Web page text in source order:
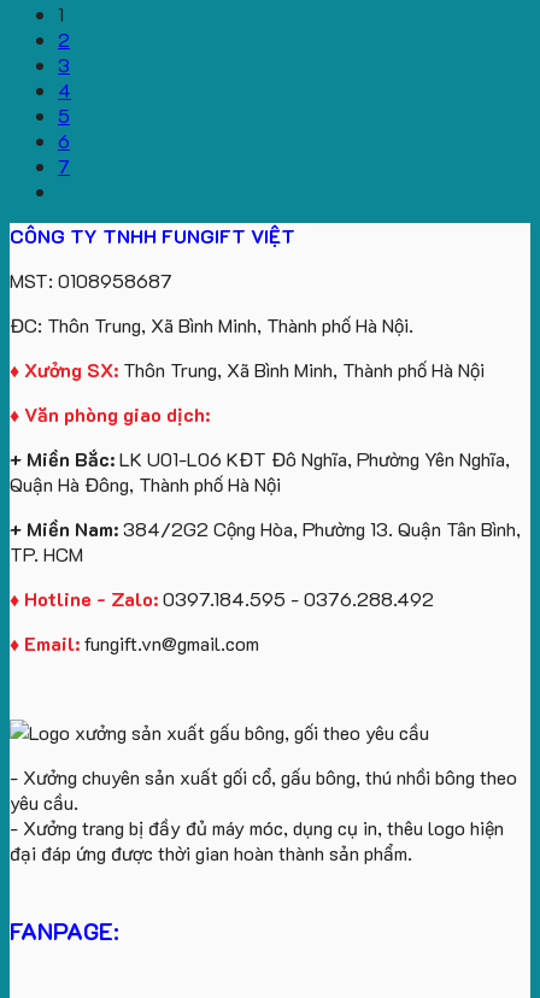
1
2
3
4
5
6
7
CÔNG TY TNHH FUNGIFT VIỆT
MST: 0108958687
ĐC: Thôn Trung, Xã Bình Minh, Thành phố Hà Nội.
♦ Xưởng SX: Thôn Trung, Xã Bình Minh, Thành phố Hà Nội
♦ Văn phòng giao dịch:
+ Miền Bắc:LK U01-L06 KĐT Đô Nghĩa, Phường Yên Nghĩa,
Quận Hà Đông, Thành phố Hà Nội
+ Miền Nam:384/2G2 Cộng Hòa, Phường 13. Quận Tân Bình,
TP. HCM
♦ Hotline - Zalo:0397.184.595 - 0376.288.492
♦ Email:fungift.vn@gmail.com
- Xưởng chuyên sản xuất gối cổ, gấu bông, thú nhồi bông theo
yêu cầu.
- Xưởng trang bị đầy đủ máy móc, dụng cụ in, thêu logo hiện
đại đáp ứng được thời gian hoàn thành sản phẩm.
FANPAGE: